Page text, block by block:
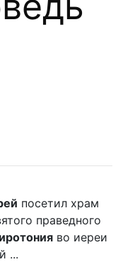
посетил храм
праведного
во иереи
...